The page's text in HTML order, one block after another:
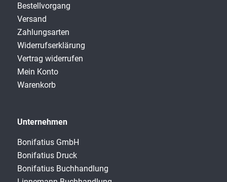
Bestellvorgang
Versand
Zahlungsarten
Widerrufserklärung
Vertrag widerrufen
Mein Konto
Warenkorb
Unternehmen
Bonifatius GmbH
Bonifatius Druck
Bonifatius Buchhandlung